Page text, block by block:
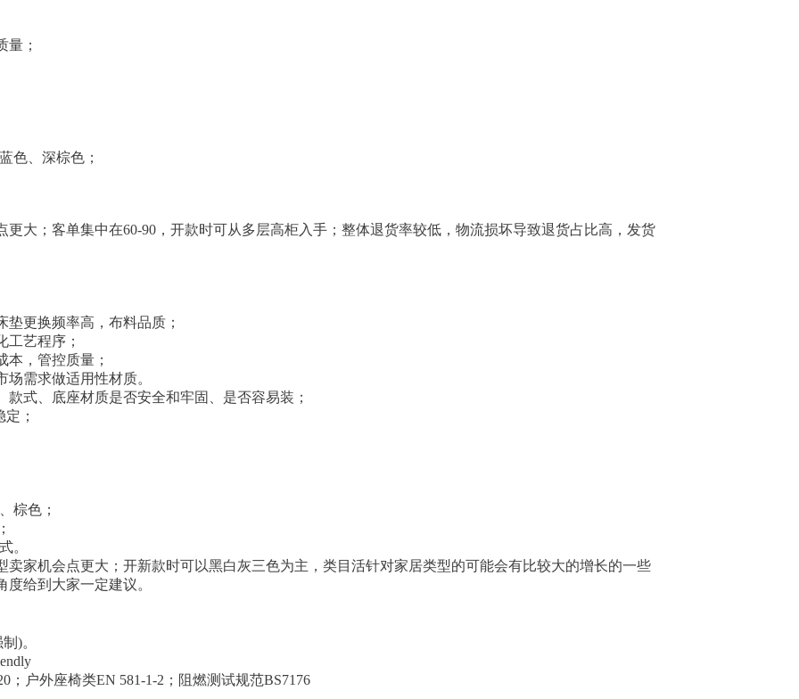
量；
色、深棕色；
更大；客单集中在60-90，开款时可从多层高柜入手；整体退货率较低，物流损坏导致退货占比高，发货
更换频率高，布料品质；
工艺程序；
本，管控质量；
需求做适用性材质。
式、底座材质是否安全和牢固、是否容易装；
；
棕色；
。
卖家机会点更大；开新款时可以黑白灰三色为主，类目活针对家居类型的可能会有比较大的增长的一些
给到大家一定建议。
)。
；户外座椅类EN 581-1-2；阻燃测试规范BS7176